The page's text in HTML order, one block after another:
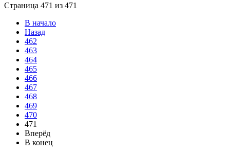
Страница 471 из 471
В начало
Назад
462
463
464
465
466
467
468
469
470
471
Вперёд
В конец